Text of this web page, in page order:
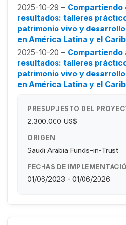
2025-10-29 – Compartiendo
resultados: talleres
patrimonio vivo y
en América Latina y el
2025-10-20 – Compartiendo
resultados: talleres
patrimonio vivo y
en América Latina y el
PRESUPUESTO DEL
2.300.000 US$
ORIGEN:
Saudi Arabia Funds-in-Trust
FECHAS DE
01/06/2023 - 01/06/2026